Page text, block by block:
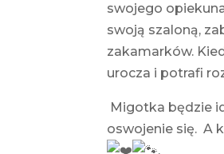
swojego
swoją szaloną,
zakamarków.
urocza i potrafi
Migotka będzie
oswojenie się. A
.